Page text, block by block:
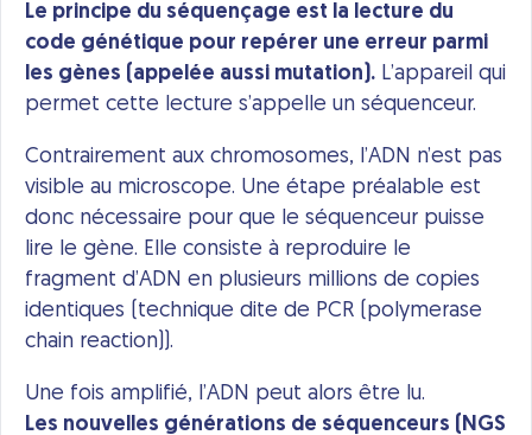
Le principe du séquençage est la lecture du
code génétique pour repérer une erreur parmi
les gènes (appelée aussi mutation). L’appareil qui
permet cette lecture s’appelle un séquenceur.
Contrairement aux chromosomes, l’ADN n’est pas
visible au microscope. Une étape préalable est
donc nécessaire pour que le séquenceur puisse
lire le gène. Elle consiste à reproduire le
fragment d’ADN en plusieurs millions de copies
identiques (technique dite de PCR (polymerase
chain reaction)).
Une fois amplifié, l’ADN peut alors être lu.
Les nouvelles générations de séquenceurs (NGS